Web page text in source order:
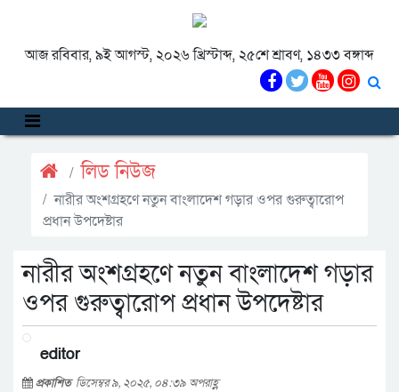
আজ রবিবার, ৯ই আগস্ট, ২০২৬ খ্রিস্টাব্দ, ২৫শে শ্রাবণ, ১৪৩৩ বঙ্গাব্দ
লিড নিউজ
নারীর অংশগ্রহণে নতুন বাংলাদেশ গড়ার ওপর গুরুত্বারোপ
প্রধান উপদেষ্টার
নারীর অংশগ্রহণে নতুন বাংলাদেশ গড়ার
ওপর গুরুত্বারোপ প্রধান উপদেষ্টার
editor
প্রকাশিত ডিসেম্বর ৯, ২০২৫, ০৪:৩৯ অপরাহ্ণ